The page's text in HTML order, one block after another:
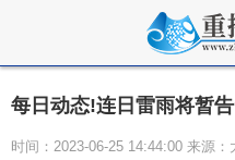
每日动态!连日雷雨将暂
时间：2023-06-25 14:44:00 来源：